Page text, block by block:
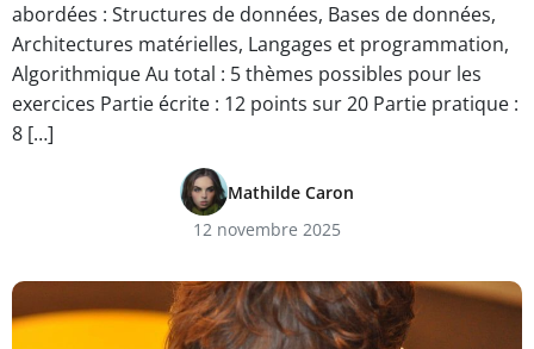
abordées : Structures de données, Bases de données,
Architectures matérielles, Langages et programmation,
Algorithmique Au total : 5 thèmes possibles pour les
exercices Partie écrite : 12 points sur 20 Partie pratique :
8 […]
Mathilde Caron
12 novembre 2025